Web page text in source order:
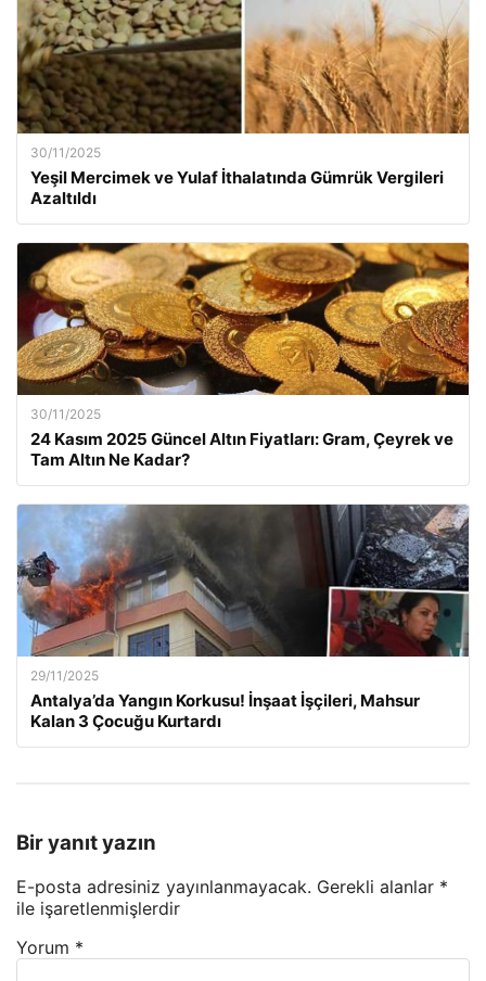
30/11/2025
Yeşil Mercimek ve Yulaf İthalatında Gümrük Vergileri
Azaltıldı
30/11/2025
24 Kasım 2025 Güncel Altın Fiyatları: Gram, Çeyrek ve
Tam Altın Ne Kadar?
29/11/2025
Antalya’da Yangın Korkusu! İnşaat İşçileri, Mahsur
Kalan 3 Çocuğu Kurtardı
Bir yanıt yazın
E-posta adresiniz yayınlanmayacak. Gerekli alanlar *
ile işaretlenmişlerdir
Yorum *